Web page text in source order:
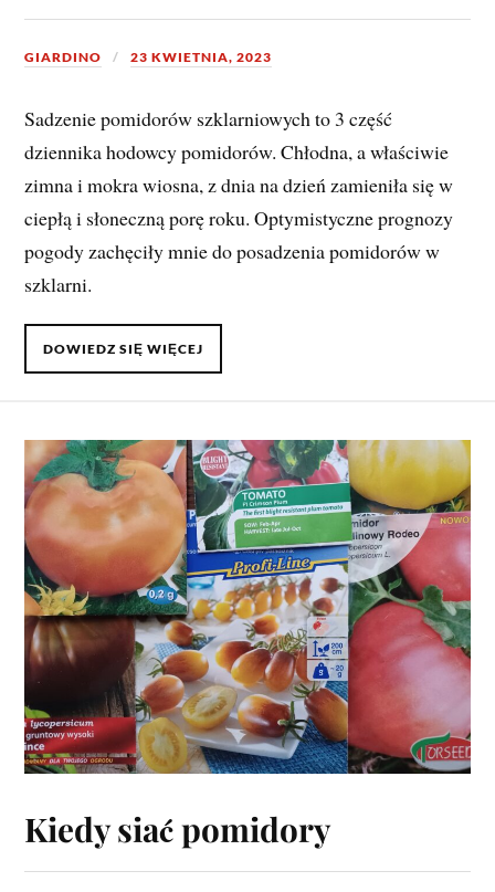
GIARDINO 23 KWIETNIA, 2023
Sadzenie pomidorów szklarniowych to 3 część
dziennika hodowcy pomidorów. Chłodna, a właściwie
zimna i mokra wiosna, z dnia na dzień zamieniła się w
ciepłą i słoneczną porę roku. Optymistyczne prognozy
pogody zachęciły mnie do posadzenia pomidorów w
szklarni.
DOWIEDZ SIĘ WIĘCEJ
Kiedy siać pomidory